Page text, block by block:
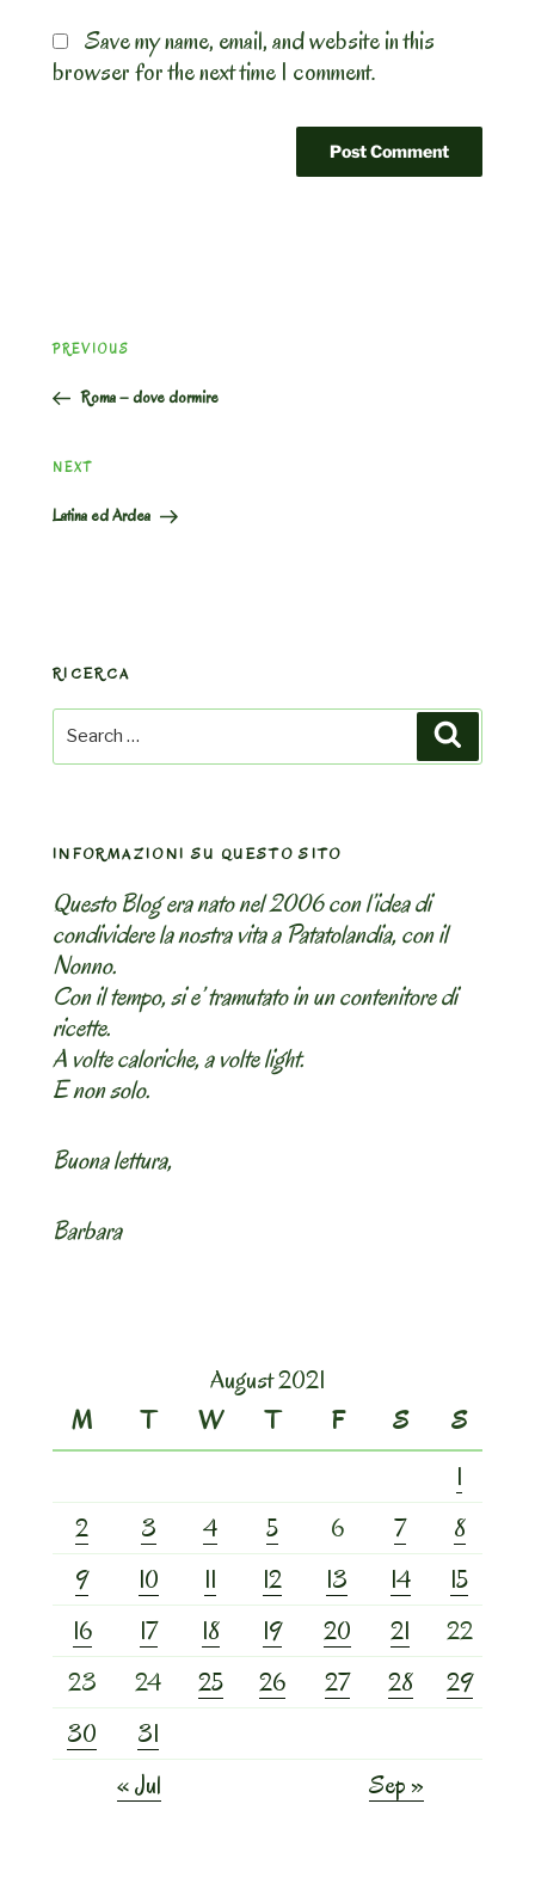
Save my name, email, and website in this
browser for the next time I comment.
navigation
Previous
PREVIOUS
Roma – dove dormire
Next
NEXT
Latina ed Ardea
RICERCA
Search
for:
INFORMAZIONI SU QUESTO SITO
Questo Blog era nato nel 2006 con l’idea di
condividere la nostra vita a Patatolandia, con il
Nonno.
Con il tempo, si e’ tramutato in un contenitore di
ricette.
A volte caloriche, a volte light.
E non solo.
Buona lettura,
Barbara
August 2021
M
T W T F S
S
1
2
3 4 5 6 7
8
9
10 11 12 13 14
15
16
17 18 19 20 21
22
23
24 25 26 27 28
29
30
31
« Jul
Sep »